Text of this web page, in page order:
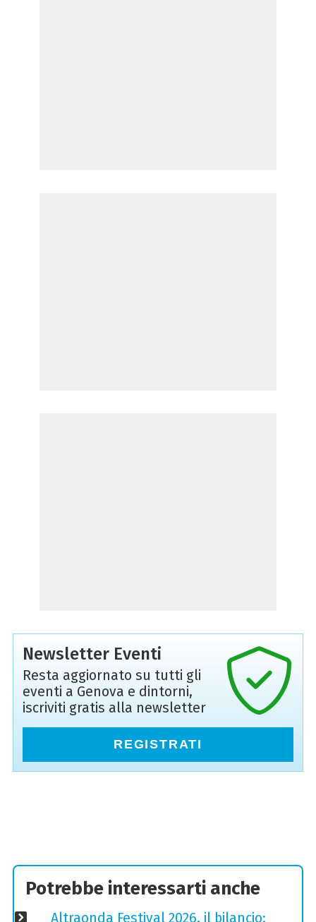
Newsletter Eventi
Resta aggiornato su tutti gli
eventi a Genova e dintorni,
iscriviti gratis alla newsletter
REGISTRATI
Potrebbe interessarti anche
Altraonda Festival 2026, il bilancio: